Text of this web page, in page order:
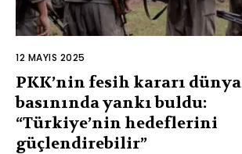
12 MAYIS 2025
PKK’nin fesih kararı dünya
basınında yankı buldu:
“Türkiye’nin hedeflerini
güçlendirebilir”